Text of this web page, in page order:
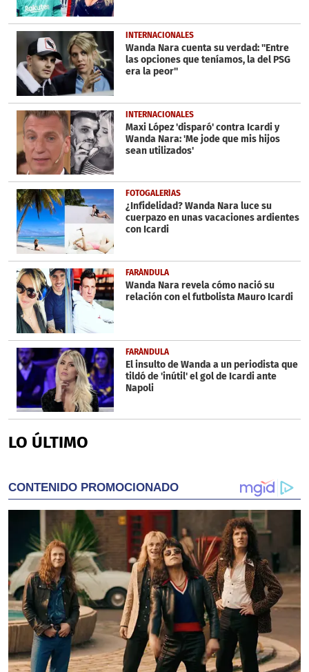
INTERNACIONALES
Wanda Nara cuenta su verdad: ''Entre
las opciones que teníamos, la del PSG
era la peor''
INTERNACIONALES
Maxi López 'disparó' contra Icardi y
Wanda Nara: 'Me jode que mis hijos
sean utilizados'
FOTOGALERÍAS
¿Infidelidad? Wanda Nara luce su
cuerpazo en unas vacaciones ardientes
con Icardi
FARÁNDULA
Wanda Nara revela cómo nació su
relación con el futbolista Mauro Icardi
FARÁNDULA
El insulto de Wanda a un periodista que
tildó de 'inútil' el gol de Icardi ante
Napoli
LO ÚLTIMO